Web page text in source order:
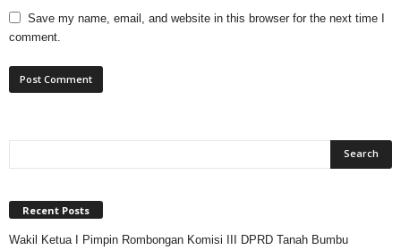
Save my name, email, and website in this browser for the next time I
comment.
Recent Posts
Wakil Ketua I Pimpin Rombongan Komisi III DPRD Tanah Bumbu